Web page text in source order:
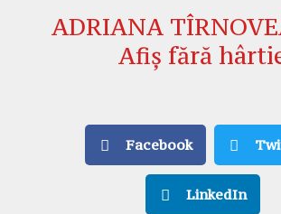
ADRIANA
Afiș fără
Facebook
LinkedIn